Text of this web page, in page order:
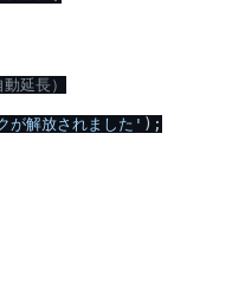
延長）
が解放されました' );